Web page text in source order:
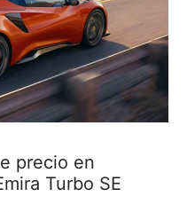
precio en
Turbo SE